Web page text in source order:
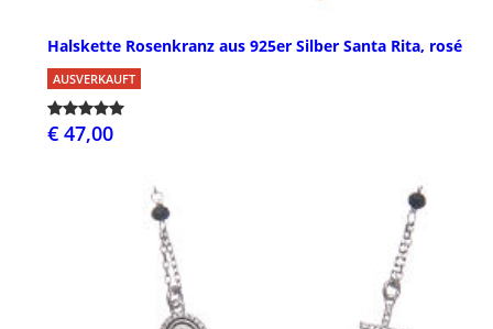
Halskette Rosenkranz aus 925er Silber Santa Rita, rosé
AUSVERKAUFT
€ 47,00